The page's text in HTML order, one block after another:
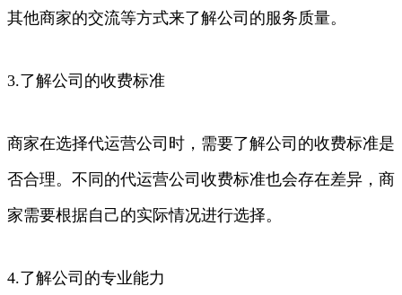
其他商家的交流等方式来了解公司的服务质量。
3.了解公司的收费标准
商家在选择代运营公司时，需要了解公司的收费标准是
否合理。不同的代运营公司收费标准也会存在差异，商
家需要根据自己的实际情况进行选择。
4.了解公司的专业能力